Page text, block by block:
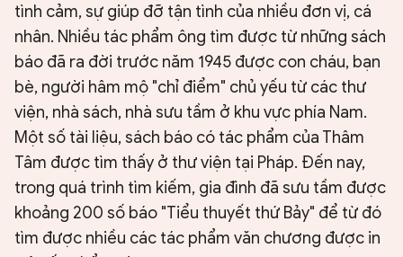
tình cảm, sự giúp đỡ tận tình của nhiều đơn vị, cá
nhân. Nhiều tác phẩm ông tìm được từ những sách
báo đã ra đời trước năm 1945 được con cháu, bạn
bè, người hâm mộ "chỉ điểm" chủ yếu từ các thư
viện, nhà sách, nhà sưu tầm ở khu vực phía Nam.
Một số tài liệu, sách báo có tác phẩm của Thâm
Tâm được tìm thấy ở thư viện tại Pháp. Đến nay,
trong quá trình tìm kiếm, gia đình đã sưu tầm được
khoảng 200 số báo "Tiểu thuyết thứ Bảy" để từ đó
tìm được nhiều các tác phẩm văn chương được in